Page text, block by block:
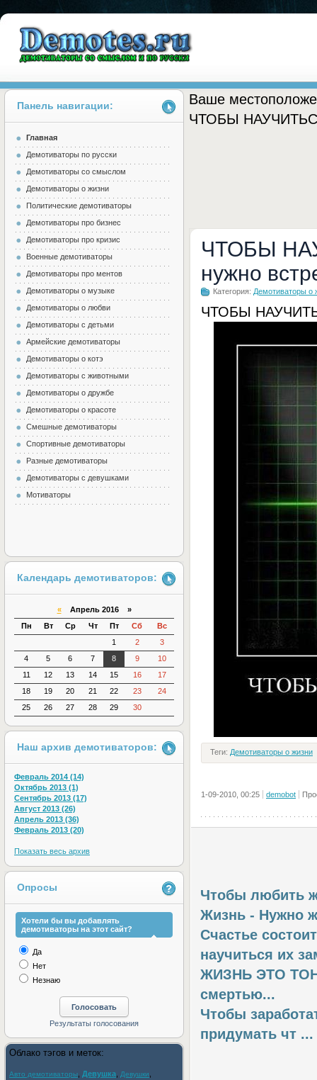
Demotes.ru
Ваше
ЧТОБЫ
ЧТОБЫ
нужно
Категория: Демотиваторы о
ЧТОБЫ
Теги: Демотиваторы о жизни
1-09-2010, 00:25 demobot
Чтобы любить
Жизнь - Нужно
Счастье
научиться их
ЖИЗНЬ ЭТО
смертью...
Чтобы
придумать чт ...
Панель навигации:
Главная
Демотиваторы по русски
Демотиваторы со смыслом
Демотиваторы о жизни
Политические демотиваторы
Демотиваторы про бизнес
Демотиваторы про кризис
Военные демотиваторы
Демотиваторы про ментов
Демотиваторы о музыке
Демотиваторы о любви
Демотиваторы с детьми
Армейские демотиваторы
Демотиваторы о котэ
Демотиваторы с животными
Демотиваторы о дружбе
Демотиваторы о красоте
Смешные демотиваторы
Спортивные демотиваторы
Разные демотиваторы
Демотиваторы с девушками
Мотиваторы
Календарь демотиваторов:
«Апрель 2016 »
Пн
Вт Ср Чт Пт Сб
Вс
1
2
3
4
5 6 7 8 9
10
11
12 13 14 15 16
17
18
19 20 21 22 23
24
25
26 27 28 29 30
Наш архив демотиваторов:
Февраль 2014 (14)
Октябрь 2013 (1)
Сентябрь 2013 (17)
Август 2013 (26)
Апрель 2013 (36)
Февраль 2013 (20)
Показать весь архив
Опросы
Хотели бы вы добавлять
демотиваторы на этот сайт?
Да
Нет
Незнаю
Облако тэгов и меток:
Авто демотиваторы Девушка Девушки